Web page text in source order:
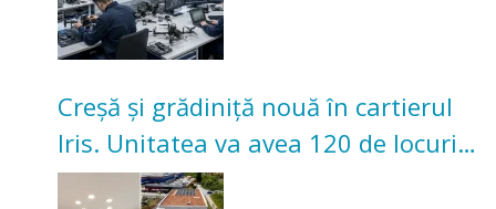
Creșă și grădiniță nouă în cartierul
Iris. Unitatea va avea 120 de locuri
pentru copii